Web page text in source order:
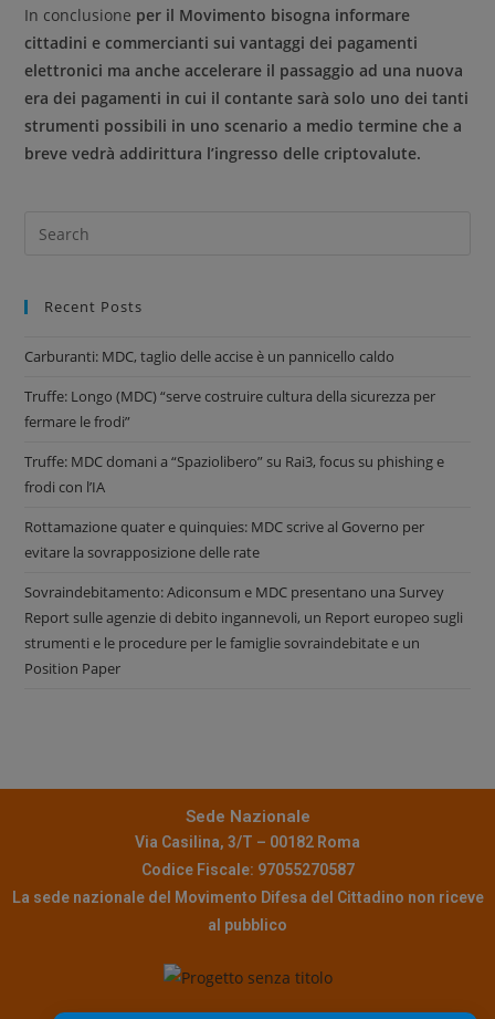
In conclusione per il Movimento bisogna informare
cittadini e commercianti sui vantaggi dei pagamenti
elettronici ma anche accelerare il passaggio ad una nuova
era dei pagamenti in cui il contante sarà solo uno dei tanti
strumenti possibili in uno scenario a medio termine che a
breve vedrà addirittura l’ingresso delle criptovalute.
Recent Posts
Carburanti: MDC, taglio delle accise è un pannicello caldo
Truffe: Longo (MDC) “serve costruire cultura della sicurezza per
fermare le frodi”
Truffe: MDC domani a “Spaziolibero” su Rai3, focus su phishing e
frodi con l’IA
Rottamazione quater e quinquies: MDC scrive al Governo per
evitare la sovrapposizione delle rate
Sovraindebitamento: Adiconsum e MDC presentano una Survey
Report sulle agenzie di debito ingannevoli, un Report europeo sugli
strumenti e le procedure per le famiglie sovraindebitate e un
Position Paper
Sede Nazionale
Via Casilina, 3/T – 00182 Roma
Codice Fiscale: 97055270587
La sede nazionale del Movimento Difesa del Cittadino non riceve
al pubblico